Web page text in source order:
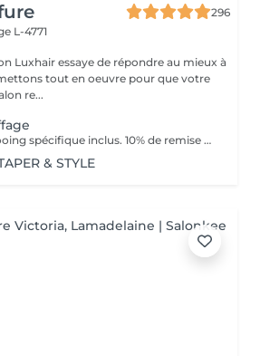
296
L-4771
Luxhair essaye de répondre au mieux à
re...
Diagnostic & Shampooing spécifique inclus. 10% de remise pour les étudiants (surr présentation d'un justificatif).
& STYLE